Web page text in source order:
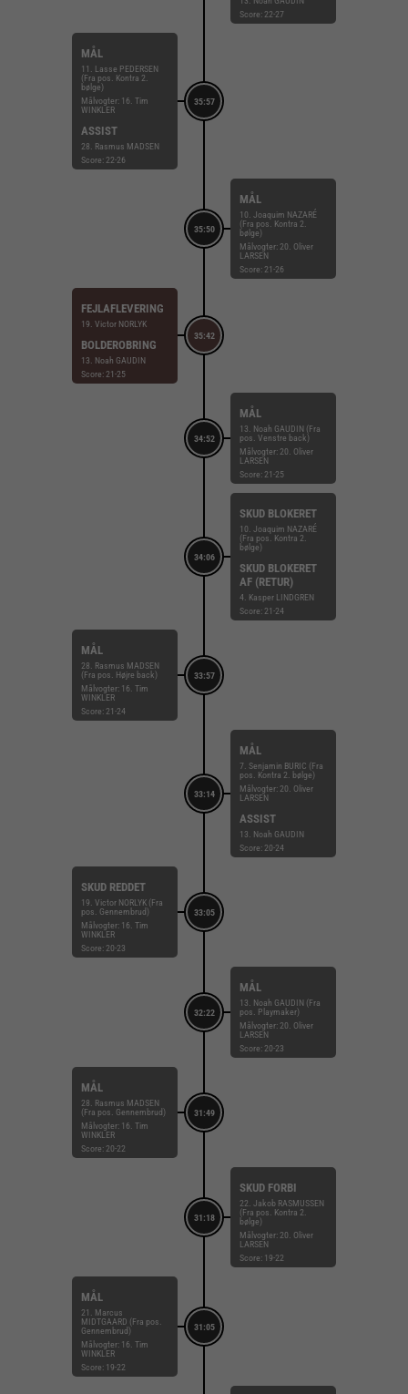
Score: 22-27
35:57
MÅL
11. Lasse PEDERSEN
(Fra pos. Kontra 2.
bølge)
Målvogter: 16. Tim
WINKLER
ASSIST
28. Rasmus MADSEN
Score: 22-26
35:50
MÅL
10. Joaquim NAZARÉ
(Fra pos. Kontra 2.
bølge)
Målvogter: 20. Oliver
LARSEN
Score: 21-26
35:42
FEJLAFLEVERING
19. Victor NORLYK
BOLDEROBRING
13. Noah GAUDIN
Score: 21-25
34:52
MÅL
13. Noah GAUDIN (Fra
pos. Venstre back)
Målvogter: 20. Oliver
LARSEN
Score: 21-25
34:06
SKUD BLOKERET
10. Joaquim NAZARÉ
(Fra pos. Kontra 2.
bølge)
SKUD BLOKERET
AF (RETUR)
4. Kasper LINDGREN
Score: 21-24
33:57
MÅL
28. Rasmus MADSEN
(Fra pos. Højre back)
Målvogter: 16. Tim
WINKLER
Score: 21-24
33:14
MÅL
7. Senjamin BURIC (Fra
pos. Kontra 2. bølge)
Målvogter: 20. Oliver
LARSEN
ASSIST
13. Noah GAUDIN
Score: 20-24
33:05
SKUD REDDET
19. Victor NORLYK (Fra
pos. Gennembrud)
Målvogter: 16. Tim
WINKLER
Score: 20-23
32:22
MÅL
13. Noah GAUDIN (Fra
pos. Playmaker)
Målvogter: 20. Oliver
LARSEN
Score: 20-23
31:49
MÅL
28. Rasmus MADSEN
(Fra pos. Gennembrud)
Målvogter: 16. Tim
WINKLER
Score: 20-22
31:18
SKUD FORBI
22. Jakob RASMUSSEN
(Fra pos. Kontra 2.
bølge)
Målvogter: 20. Oliver
LARSEN
Score: 19-22
31:05
MÅL
21. Marcus
MIDTGAARD (Fra pos.
Gennembrud)
Målvogter: 16. Tim
WINKLER
Score: 19-22